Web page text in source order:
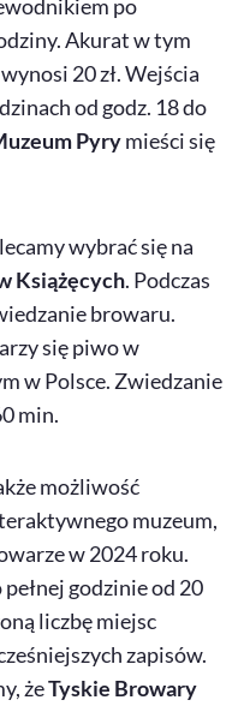
po
Akurat w tym
20 zł. Wejścia
od godz. 18 do
Pyrymieści się
wybrać się na
Książęcych. Podczas
browaru.
się piwo w
w Polsce. Zwiedzanie
min.
możliwość
muzeum,
w 2024 roku.
godzinie od 20
liczbę miejsc
zapisów.
żeTyskie Browary